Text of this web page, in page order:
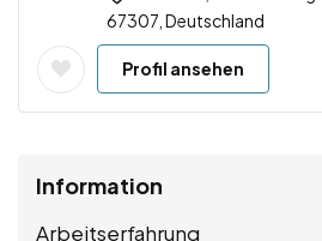
67307, Deutschland
Profil ansehen
Information
Arbeitserfahrung